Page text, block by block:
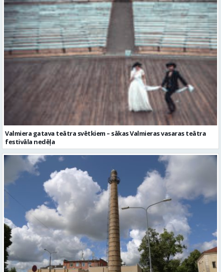
Valmiera gatava teātra svētkiem – sākas Valmieras vasaras teātra
festivāla nedēļa
No pagaidu teātra līdz laikmetīgās kultūras centram – kā attīstīsies
“Kurtuve”